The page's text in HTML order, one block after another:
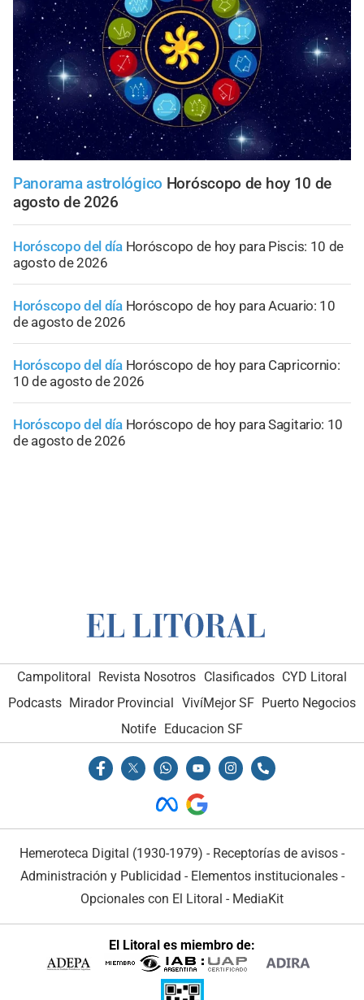
Panorama astrológico Horóscopo de hoy 10 de
agosto de 2026
Horóscopo del día Horóscopo de hoy para Piscis: 10 de
agosto de 2026
Horóscopo del día Horóscopo de hoy para Acuario: 10
de agosto de 2026
Horóscopo del día Horóscopo de hoy para Capricornio:
10 de agosto de 2026
Horóscopo del día Horóscopo de hoy para Sagitario: 10
de agosto de 2026
Campolitoral Revista Nosotros Clasificados CYD Litoral
Podcasts Mirador Provincial VivíMejor SF Puerto Negocios
Notife Educacion SF
Hemeroteca Digital (1930-1979) - Receptorías de avisos -
Administración y Publicidad - Elementos institucionales-
Opcionales con El Litoral - MediaKit
El Litoral es miembro de: